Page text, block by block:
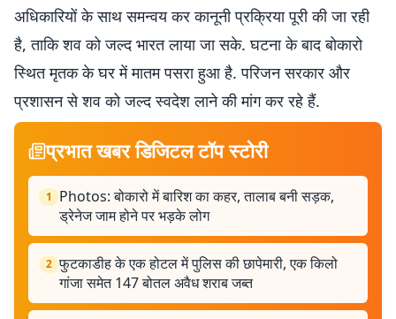
अधिकारियों के साथ समन्वय कर कानूनी प्रक्रिया पूरी की जा रही
है, ताकि शव को जल्द भारत लाया जा सके. घटना के बाद बोकारो
स्थित मृतक के घर में मातम पसरा हुआ है. परिजन सरकार और
प्रशासन से शव को जल्द स्वदेश लाने की मांग कर रहे हैं.
प्रभात खबर डिजिटल टॉप स्टोरी
1
Photos: बोकारो में बारिश का कहर, तालाब बनी सड़क,
ड्रेनेज जाम होने पर भड़के लोग
2 फुटकाडीह के एक होटल में पुलिस की छापेमारी, एक किलो
गांजा समेत 147 बोतल अवैध शराब जब्त